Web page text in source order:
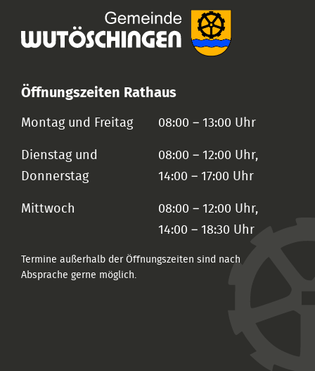
Öffnungszeiten Rathaus
Montag und Freitag 08:00 – 13:00 Uhr
Dienstag und
Donnerstag
08:00 – 12:00 Uhr,
14:00 – 17:00 Uhr
Mittwoch
08:00 – 12:00 Uhr,
14:00 – 18:30 Uhr
Termine außerhalb der Öffnungszeiten sind nach
Absprache gerne möglich.